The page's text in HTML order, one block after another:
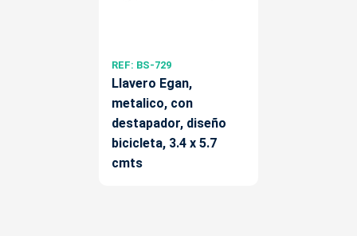
REF: BS-729
Llavero Egan,
metalico, con
destapador, diseño
bicicleta, 3.4 x 5.7
cmts